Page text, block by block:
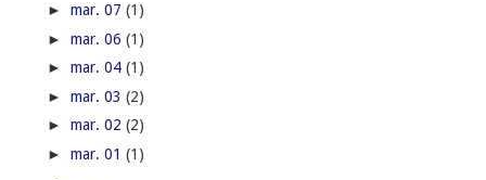
► mar. 07 (1)
► mar. 06 (1)
► mar. 04 (1)
► mar. 03 (2)
► mar. 02 (2)
► mar. 01 (1)